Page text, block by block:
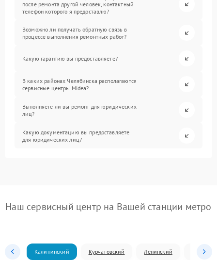
после ремонта другой человек, контактный
телефон которого я предоставлю?
Возможно ли получать обратную связь в
процессе выполнения ремонтных работ?
Какую гарантию вы предоставляете?
В каких районах Челябинска располагаются
сервисные центры Midea?
Выполняете ли вы ремонт для юридических
лиц?
Какую документацию вы предоставляете
для юридических лиц?
Наш сервисный центр на Вашей станции метро
Калининский Курчатовский Ленинский